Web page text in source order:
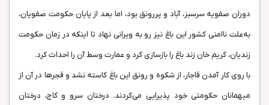
دوران صفویه سرسبز، آباد و پررونق بود، اما بعد از پایان حکومت صفویان،
به‌علت ناامنی کشور این باغ نیز رو به ویرانی نهاد تا اینکه در زمان حکومت
زندیان، کریم خان زند باغ را بازسازی کرد و عمارت وسط آن را احداث کرد.
با روی کار آمدن قاجار، از شکوه و رونق این باغ کاسته نشد و قجرها در آن از
میهمانان حکومتی خود پذیرایی می‌کردند. درختان سرو و کاج، درختان